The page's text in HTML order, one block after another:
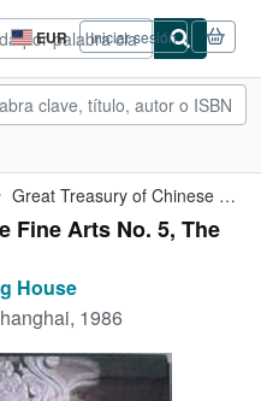
EUR
Preferencias
de
compra
del
Iniciar sesión
Great Treasury of Chinese Fine Arts No. 5, The
Fine Arts No. 5, The
House
1986